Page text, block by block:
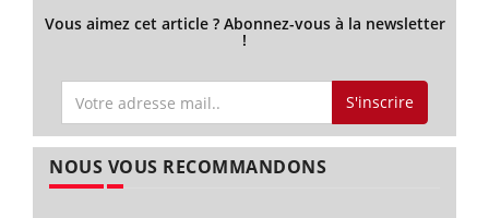
Vous aimez cet article ? Abonnez-vous à la newsletter
!
S'inscrire
NOUS VOUS RECOMMANDONS